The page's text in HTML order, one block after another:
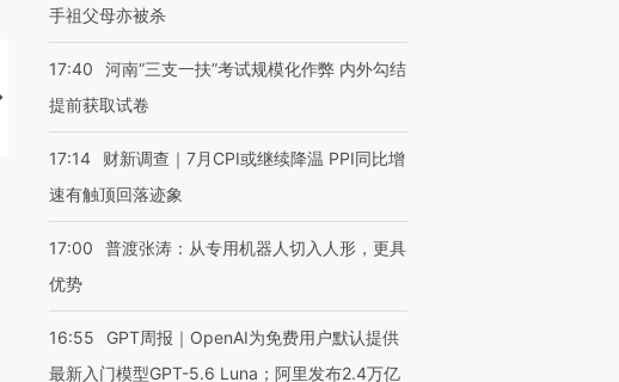
【推广】走进第四届链博
手祖父母亦被杀
17:40
河南“三支一扶”考试规模化作弊 内外勾结
提前获取试卷
17:14
财新调查｜7月CPI或继续降温 PPI同比增
速有触顶回落迹象
17:00
普渡张涛：从专用机器人切入人形，更具
优势
16:55
GPT周报｜OpenAI为免费用户默认提供
最新入门模型GPT-5.6 Luna；阿里发布2.4万亿